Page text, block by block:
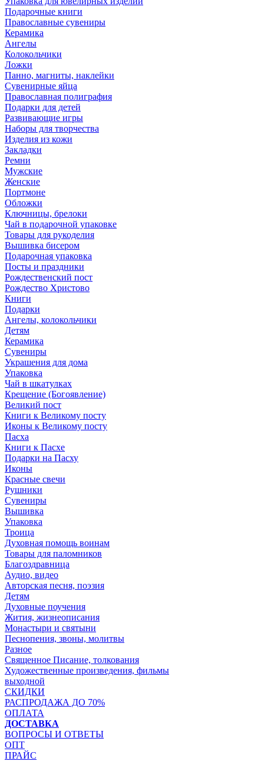
Подарочные книги
Православные сувениры
Керамика
Ангелы
Колокольчики
Ложки
Панно, магниты, наклейки
Сувенирные яйца
Православная полиграфия
Подарки для детей
Развивающие игры
Наборы для творчества
Изделия из кожи
Закладки
Ремни
Мужские
Женские
Портмоне
Обложки
Ключницы, брелоки
Чай в подарочной упаковке
Товары для рукоделия
Вышивка бисером
Подарочная упаковка
Посты и праздники
Рождественский пост
Рождество Христово
Книги
Подарки
Ангелы, колокольчики
Детям
Керамика
Сувениры
Украшения для дома
Упаковка
Чай в шкатулках
Крещение (Богоявление)
Великий пост
Книги к Великому посту
Иконы к Великому посту
Пасха
Книги к Пасхе
Подарки на Пасху
Иконы
Красные свечи
Рушники
Сувениры
Вышивка
Упаковка
Троица
Духовная помощь воинам
Товары для паломников
Благоздравница
Аудио, видео
Авторская песня, поэзия
Детям
Духовные поучения
Жития, жизнеописания
Монастыри и святыни
Песнопения, звоны, молитвы
Разное
Священное Писание, толкования
Художественные произведения, фильмы
выходной
СКИДКИ
РАСПРОДАЖА ДО 70%
ОПЛАТА
ДОСТАВКА
ВОПРОСЫ И ОТВЕТЫ
ОПТ
ПРАЙС